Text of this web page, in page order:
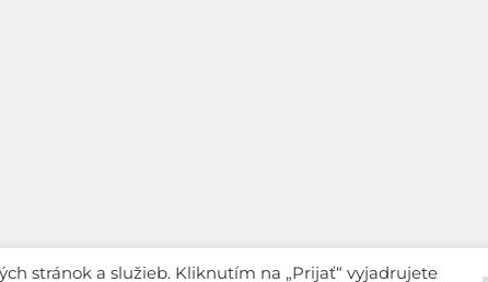
stránok a služieb. Kliknutím na „Prijať“ vyjadrujete